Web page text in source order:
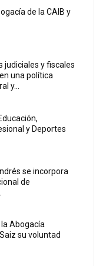
de la CAIB y
judiciales y fiscales
una política
y...
y Deportes
se incorpora
de
Abogacía
su voluntad